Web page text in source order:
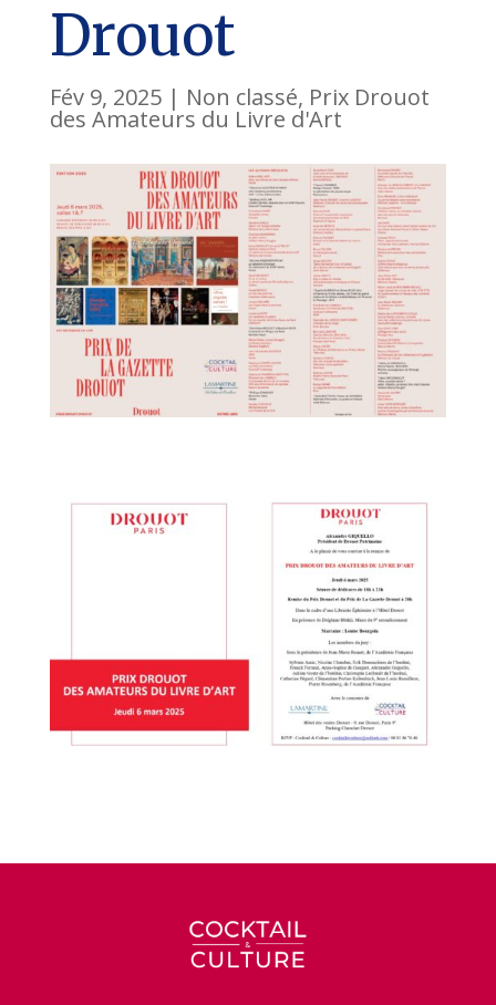
Drouot
Fév 9, 2025| Non classé, Prix Drouot
des Amateurs du Livre d'Art